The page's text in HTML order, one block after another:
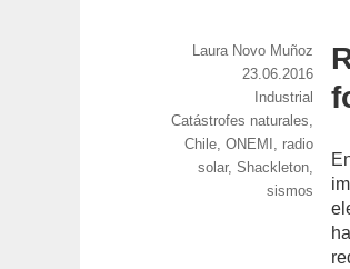
https://
Laura Novo Muñoz
Publicado
23.06.2016
Categorías
Industrial
Etiquetas
Catástrofes naturales,
Chile,ONEMI , radio
solar,Shackleton,
sismos